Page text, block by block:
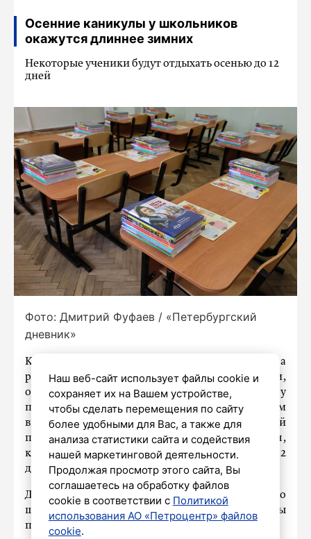
Осенние каникулы у школьников
окажутся длиннее зимних
Некоторые ученики будут отдыхать осенью до 12
дней
Фото: Дмитрий Фуфаев / «Петербургский
дневник»
Как сообщает ТАСС со ссылкой на
рекомендации Минпросвещения России,
осенние каникулы для школьников в 2026 году
продлятся с 26 октября по 3 ноября. С учетом
выходных и праздничных дней
продолжительность отдыха для учащихся,
которые не учатся по субботам, составит 12
дней — с 24 октября по 4 ноября.
Для школьников, обучающихся по
шестидневному расписанию, осенние каникулы
продлятся 11 дней.
Наш веб-сайт использует файлы cookie и
сохраняет их на Вашем устройстве,
чтобы сделать перемещения по сайту
более удобными для Вас, а также для
анализа статистики сайта и содействия
нашей маркетинговой деятельности.
Продолжая просмотр этого сайта, Вы
соглашаетесь на обработку файлов
cookie в соответствии с Политикой
использования АО «Петроцентр» файлов
cookie.